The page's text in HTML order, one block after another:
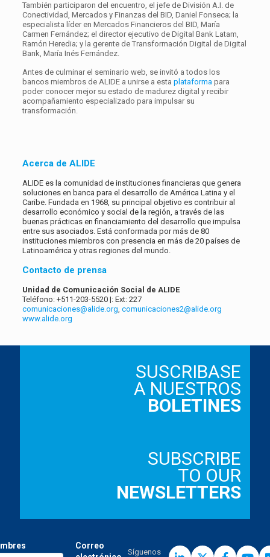
También participaron del encuentro, el jefe de División A.I. de
Conectividad, Mercados y Finanzas del BID, Daniel Fonseca; la
especialista líder en Mercados Financieros del BID, María
Carmen Fernández; el director ejecutivo de Digital Bank Latam,
Ramón Heredia; y la gerente de Transformación Digital de Digital
Bank, María Inés Fernández.
Antes de culminar el seminario web, se invitó a todos los
bancos miembros de ALIDE a unirse a esta plataformapara
poder conocer mejor su estado de madurez digital y recibir
acompañamiento especializado para impulsar su
transformación.
Acerca de ALIDE
ALIDE es la comunidad de instituciones financieras que genera
soluciones en banca para el desarrollo de América Latina y el
Caribe. Fundada en 1968, su principal objetivo es contribuir al
desarrollo económico y social de la región, a través de las
buenas prácticas en financiamiento del desarrollo que impulsa
entre sus asociados. Está conformada por más de 80
instituciones miembros con presencia en más de 20 países de
Latinoamérica y otras regiones del mundo.
Contacto de prensa
Unidad de Comunicación Social de ALIDE
Teléfono: +511-203-5520 |: Ext: 227
comunicaciones@alide.org, comunicaciones2@alide.org
www.alide.org
SUSCRIBASE
A NUESTROS
BOLETINES
SUBSCRIBE
TO OUR
NEWSLETTERS
Correo
Síguenos